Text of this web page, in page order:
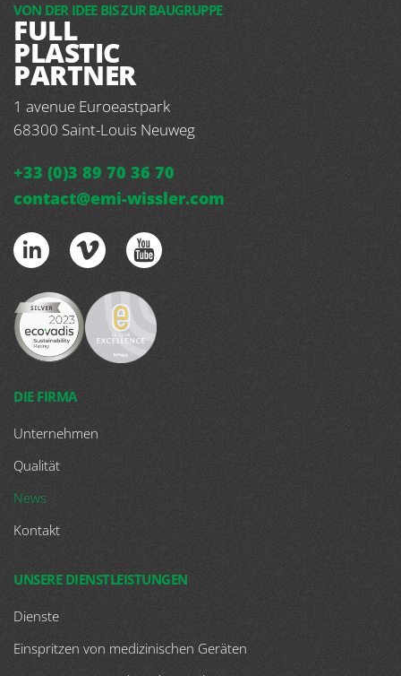
VON DER IDEE BIS ZUR BAUGRUPPE
FULL
PLASTIC
PARTNER
1 avenue Euroeastpark
68300 Saint-Louis Neuweg
+33 (0)3 89 70 36 70
contact@emi-wissler.com
DIE FIRMA
Unternehmen
Qualität
News
Kontakt
UNSERE DIENSTLEISTUNGEN
Dienste
Einspritzen von medizinischen Geräten